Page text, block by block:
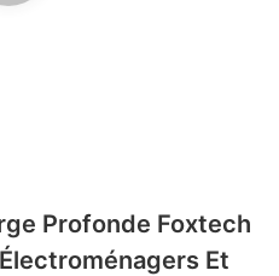
Profonde Foxtech
Et